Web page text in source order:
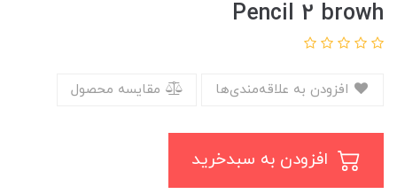
Pencil 2 browh
مقایسه محصول